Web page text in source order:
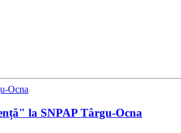
la SNPAP Târgu-Ocna